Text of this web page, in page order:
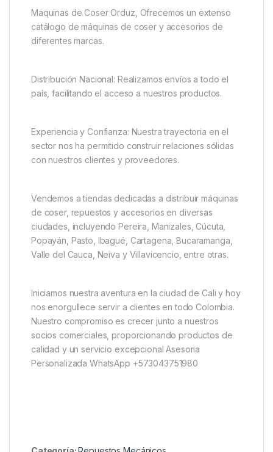
Maquinas de Coser Orduz, Ofrecemos un extenso
catálogo de máquinas de coser y accesorios de
diferentes marcas.
Distribución Nacional: Realizamos envíos a todo el
país, facilitando el acceso a nuestros productos.
Experiencia y Confianza: Nuestra trayectoria en el
sector nos ha permitido construir relaciones sólidas
con nuestros clientes y proveedores.
Vendemos a tiendas dedicadas a distribuir máquinas
de coser, repuestos y accesorios en diversas
ciudades, incluyendo Pereira, Manizales, Cúcuta,
Popayán, Pasto, Ibagué, Cartagena, Bucaramanga,
Valle del Cauca, Neiva y Villavicencio, entre otras.
Iniciamos nuestra aventura en la ciudad de Cali y hoy
nos enorgullece servir a clientes en todo Colombia.
Nuestro compromiso es crecer junto a nuestros
socios comerciales, proporcionando productos de
calidad y un servicio excepcional Asesoria
Personalizada WhatsApp +573043751980